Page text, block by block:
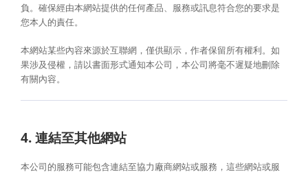
負。確保經由本網站提供的任何產品、服務或訊息符合您的要求是
您本人的責任。
本網站某些內容來源於互聯網，僅供顯示，作者保留所有權利。如
果涉及侵權，請以書面形式通知本公司，本公司將毫不遲疑地刪除
有關內容。
4. 連結至其他網站
本公司的服務可能包含連結至協力廠商網站或服務，這些網站或服